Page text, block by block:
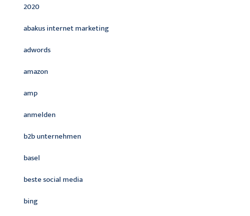
2020
abakus internet marketing
adwords
amazon
amp
anmelden
b2b unternehmen
basel
beste social media
bing